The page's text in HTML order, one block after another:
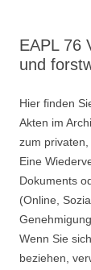
Suchen nach:
EAPL 76
und
Hier finden
Akten im
zum
Eine
Dokuments
(Online,
Wenn Sie
beziehen,